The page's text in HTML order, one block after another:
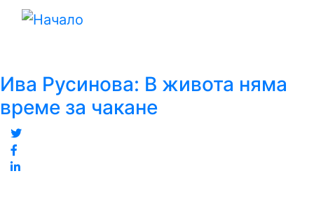
Ива Русинова: В живота няма
време за чакане